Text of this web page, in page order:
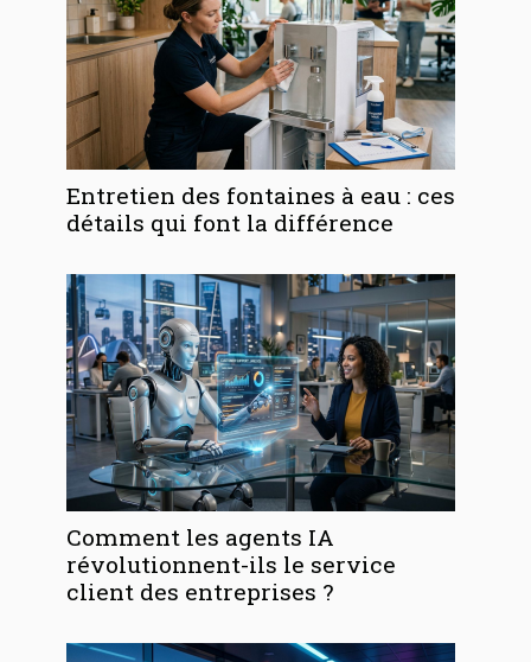
Entretien des fontaines à eau : ces
détails qui font la différence
Comment les agents IA
révolutionnent-ils le service
client des entreprises ?